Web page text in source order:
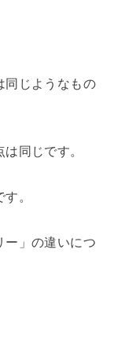
同じようなもの
同じです。
。
ー」の違いにつ